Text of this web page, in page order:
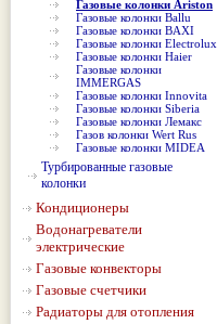
Газовые колонки Ariston
Газовые колонки Ballu
Газовые колонки BAXI
Газовые колонки Electrolux
Газовые колонки Haier
Газовые колонки
IMMERGAS
Газовые колонки Innovita
Газовые колонки Siberia
Газовые колонки Лемакс
Газов колонки Wert Rus
Газовые колонки MIDEA
Турбированные газовые
колонки
Кондиционеры
Водонагреватели
электрические
Газовые конвекторы
Газовые счетчики
Радиаторы для отопления